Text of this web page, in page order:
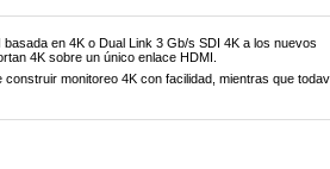
en 4K o Dual Link 3 Gb/s SDI 4K a los nuevos
4K sobre un único enlace HDMI.
monitoreo 4K con facilidad, mientras que